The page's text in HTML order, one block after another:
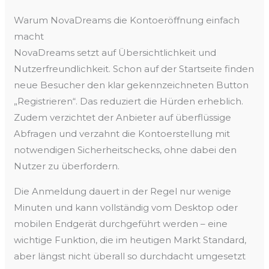
Warum NovaDreams die Kontoeröffnung einfach
macht
NovaDreams setzt auf Übersichtlichkeit und
Nutzerfreundlichkeit. Schon auf der Startseite finden
neue Besucher den klar gekennzeichneten Button
„Registrieren“. Das reduziert die Hürden erheblich.
Zudem verzichtet der Anbieter auf überflüssige
Abfragen und verzahnt die Kontoerstellung mit
notwendigen Sicherheitschecks, ohne dabei den
Nutzer zu überfordern.
Die Anmeldung dauert in der Regel nur wenige
Minuten und kann vollständig vom Desktop oder
mobilen Endgerät durchgeführt werden – eine
wichtige Funktion, die im heutigen Markt Standard,
aber längst nicht überall so durchdacht umgesetzt